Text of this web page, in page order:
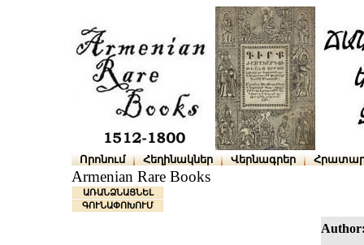
Որոնում Հեղինակներ Վերնագրեր
Armenian Rare Books
ԱՌԱՆՁՆԱՑՆԵԼ
ԳՈՒՆԱՓՈԽՈՒՄ